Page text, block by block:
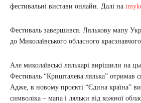
фестивальні вистави онлайн. Далі на
Фестиваль завершився. Лялькову мапу
до Миколаївського обласного
Але миколаївські лялькарі вирішили на
Фестиваль “Кришталева лялька” отримав
Адже, в новому проєкті “Єдина країна”
символіка – мапа і ляльки від кожної